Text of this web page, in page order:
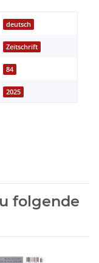
deutsch
Zeitschrift
84
2025
folgende